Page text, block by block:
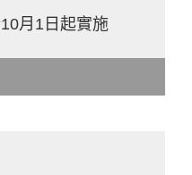
月1日起實施